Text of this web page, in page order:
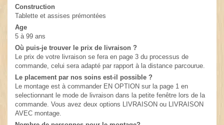
Construction
Tablette et assises prémontées
Age
5 à 99 ans
Où puis-je trouver le prix de livraison ?
Le prix de votre livraison se fera en page 3 du processus de
commande, celui sera adapté par rapport à la distance parcourue.
Le placement par nos soins est-il possible ?
Le montage est à commander EN OPTION sur la page 1 en
selectionnant le mode de livraison dans la petite fenêtre lors de la
commande. Vous avez deux options LIVRAISON ou LIVRAISON
AVEC montage.